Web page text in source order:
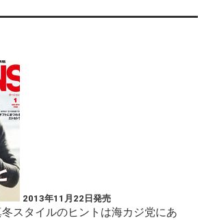
2013年11月22日発売
冬スタイルのヒントは海カジ党にあ